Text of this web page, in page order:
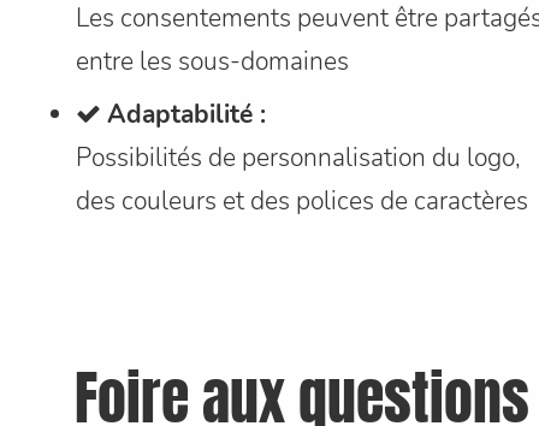
Les consentements peuvent être
entre les sous-domaines
Adaptabilité :
Possibilités de personnalisation du logo,
des couleurs et des polices de caractères
Foire aux questions